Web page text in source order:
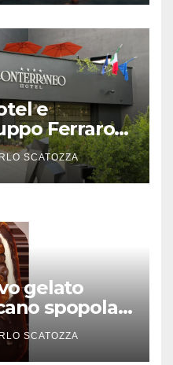
e
Ferraro
il gusto
SCATOZZA
gelato
spopola,
SCATOZZA